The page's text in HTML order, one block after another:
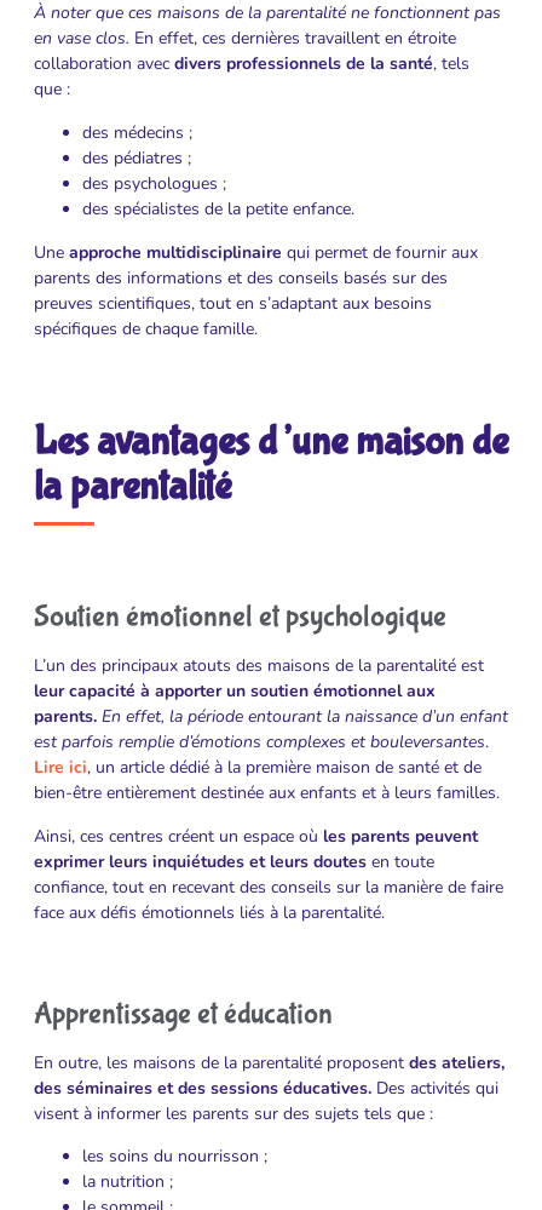
À noter que ces maisons de la parentalité ne fonctionnent pas
en vase clos. En effet, ces dernières travaillent en étroite
collaboration avec divers professionnels de la santé, tels
que :
des médecins ;
des pédiatres ;
des psychologues ;
des spécialistes de la petite enfance.
Une approche multidisciplinaire qui permet de fournir aux
parents des informations et des conseils basés sur des
preuves scientifiques, tout en s’adaptant aux besoins
spécifiques de chaque famille.
Les avantages d’une maison de
la parentalité
Soutien émotionnel et psychologique
L’un des principaux atouts des maisons de la parentalité est
leur capacité à apporter un soutien émotionnel aux
parents. En effet, la période entourant la naissance d’un enfant
est parfois remplie d’émotions complexes et bouleversantes.
Lire ici, un article dédié à la première maison de santé et de
bien-être entièrement destinée aux enfants et à leurs familles.
Ainsi, ces centres créent un espace où les parents peuvent
exprimer leurs inquiétudes et leurs doutes en toute
confiance, tout en recevant des conseils sur la manière de faire
face aux défis émotionnels liés à la parentalité.
Apprentissage et éducation
En outre, les maisons de la parentalité proposent des ateliers,
des séminaires et des sessions éducatives. Des activités qui
visent à informer les parents sur des sujets tels que :
les soins du nourrisson ;
la nutrition ;